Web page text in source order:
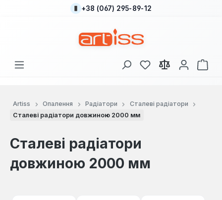
Перейти до основного вмісту
+38 (067) 295-89-12
У вас є 0 у списку
Artiss Опалення Радіатори
Сталеві радіатори
Сталеві радіатори довжиною 2000 мм
Сталеві радіатори
довжиною 2000 мм